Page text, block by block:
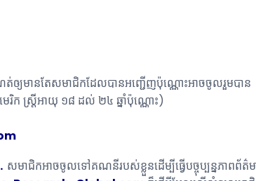
យមានតែសមាជិកដែលបានអញ្ជើញប៉ុណ្ណោះអាចចូលរួមបាន
ក ស្រ្តីអាយុ ១៨ ដល់ ២៤ ឆ្នាំប៉ុណ្ណោះ)
. សមាជិកអាចចូលទៅគណនីរបស់ខ្លួនដើម្បីធ្វើបច្ចុប្បន្នភាពព័